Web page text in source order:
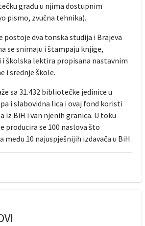
građu u njima dostupnim
pismo, zvučna tehnika).
postoje dva tonska studija i Brajeva
se snimaju i štampaju knjige,
i školska lektira propisana nastavnim
i srednje škole.
sa 31.432 bibliotečke jedinice u
i slabovidna lica i ovaj fond koristi
iz BiH i van njenih granica. U toku
producira se 100 naslova što
među 10 najuspješnijih izdavača u BiH.